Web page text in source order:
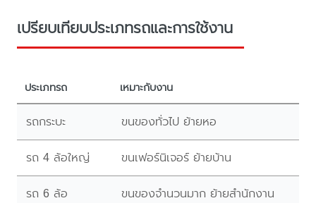
เปรียบเทียบประเภทรถและการใช้งาน
ประเภทรถ เหมาะกับงาน
รถกระบะ ขนของทั่วไป ย้ายหอ
รถ 4 ล้อใหญ่ ขนเฟอร์นิเจอร์ ย้ายบ้าน
รถ 6 ล้อ ขนของจำนวนมาก ย้ายสำนักงาน